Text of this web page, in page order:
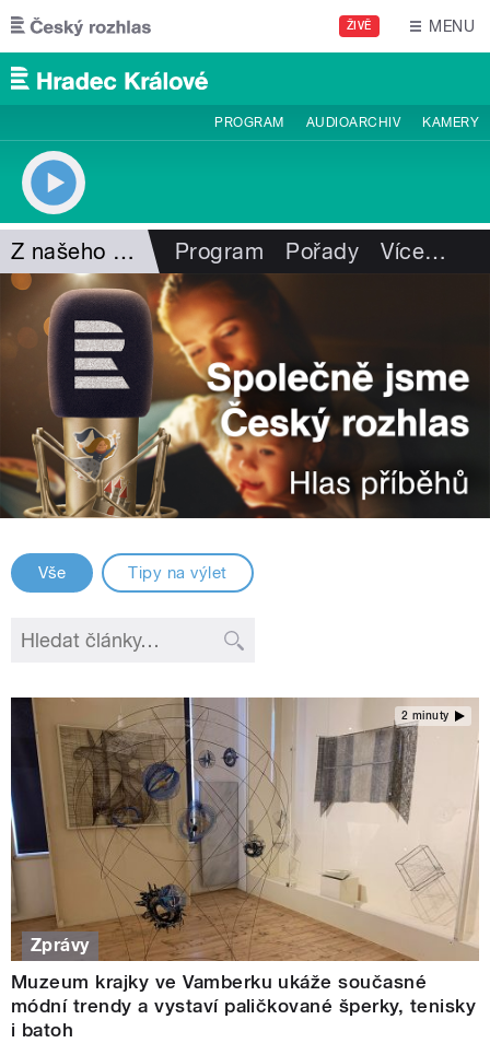
Přejít k hlavnímu obsahu
ŽIVĚ MENU
PROGRAM AUDIOARCHIV KAMERY
Z našeho vysílání Program Pořady Více…
Vše Tipy na výlet
2 minuty
Zprávy
Muzeum krajky ve Vamberku ukáže současné
módní trendy a vystaví paličkované šperky, tenisky
i batoh